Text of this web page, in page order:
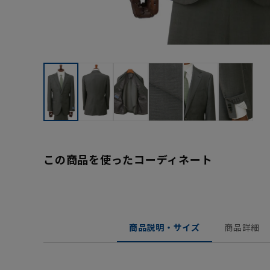
この商品を使ったコーディネート
商品説明・サイズ 商品詳細